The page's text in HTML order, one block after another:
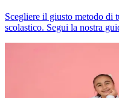
Scegliere il giusto metodo di
scolastico. Segui la nostra